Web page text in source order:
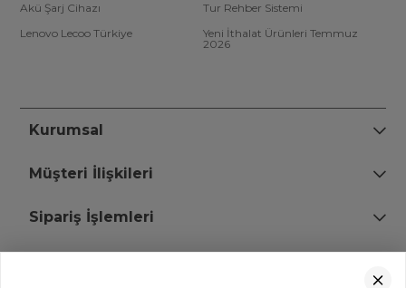
Akü Şarj Cihazı
Tur Rehber Sistemi
Lenovo Lecoo Türkiye
Yeni İthalat Ürünleri Temmuz
2026
Kurumsal
Müşteri İlişkileri
Sipariş İşlemleri